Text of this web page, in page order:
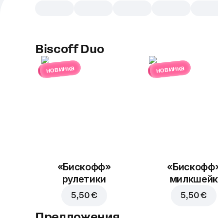
Biscoff Duo
новинка
«Бискофф»
рулетики
5,50 €
новинка
милкшейк
5,50 €